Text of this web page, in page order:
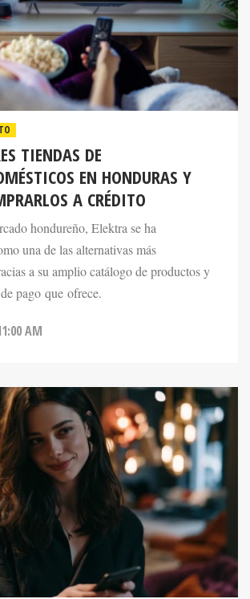
TIENDAS DE
EN HONDURAS Y
A CRÉDITO
hondureño, Elektra se ha
una de las alternativas más
a su amplio catálogo de productos y
pago que ofrece.
AM